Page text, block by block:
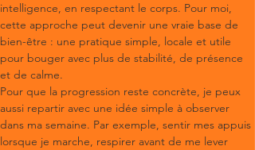
intelligence, en respectant le corps. Pour moi,
cette approche peut devenir une vraie base de
bien-être : une pratique simple, locale et utile
pour bouger avec plus de stabilité, de présence
et de calme.
Pour que la progression reste concrète, je peux
aussi repartir avec une idée simple à observer
dans ma semaine. Par exemple, sentir mes appuis
lorsque je marche, respirer avant de me lever